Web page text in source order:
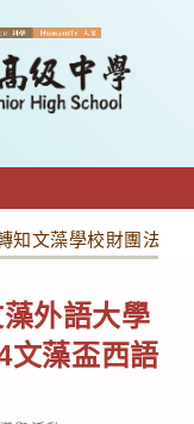
知文藻學校財團法人
外語大學
文藻盃西語